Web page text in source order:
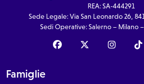
REA: SA-444291
Sede Legale: Via San Leonardo 26,
Sedi Operative: Salerno – Milano
Famiglie